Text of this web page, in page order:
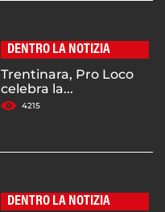
DENTRO LA NOTIZIA
Trentinara, Pro Loco
celebra la...
4215
DENTRO LA NOTIZIA